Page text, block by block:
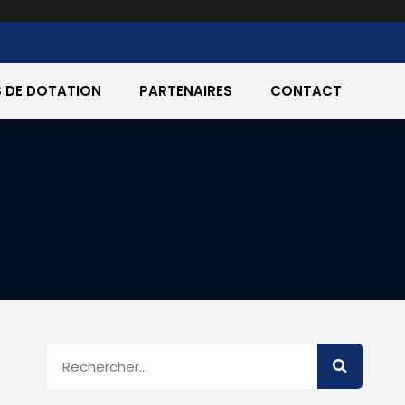
DE DOTATION PARTENAIRES CONTACT